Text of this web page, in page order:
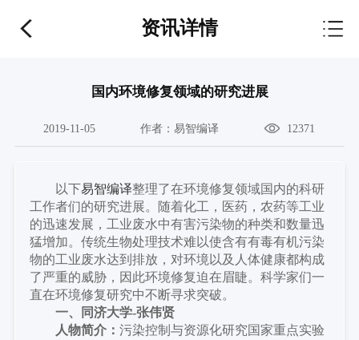
资讯详情
国内环境修复领域的研究进展
2019-11-05 作者： 易智编译 12371
以下易智编译整理了在环境修复领域国内的科研
工作者们的研究进展。随着化工，医药，农药等工业
的迅速发展，工业废水中有害污染物的种类和数量迅
猛增加。传统生物处理技术难以使含有有毒有机污染
物的工业废水达到排放，对环境以及人体健康都构成
了严重的威胁，因此环境修复迫在眉睫。科学家们一
直在环境修复研究中不断寻求突破。
一、
同济大学-张伟贤
人物简介： 污染控制与资源化研究国家重点实验